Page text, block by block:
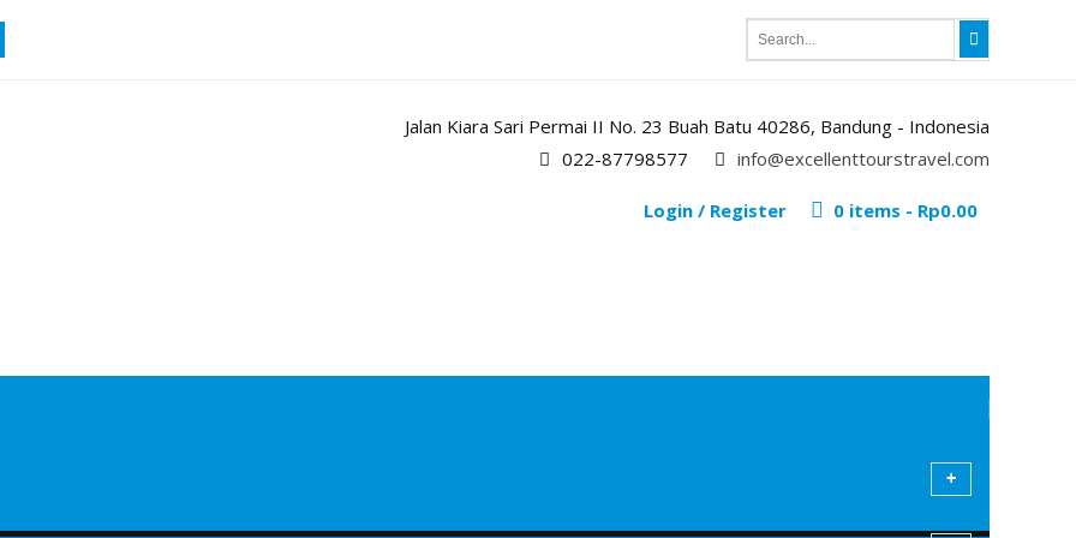
Jalan Kiara Sari Permai II No. 23 Buah Batu 40286, Bandung - Indonesia
022-87798577
info@excellenttourstravel.com
0 items - Rp0.00
Login / Register